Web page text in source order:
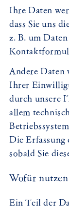
Ihre Daten
dass Sie uns
z. B. um
Andere Daten
Ihrer
durch unsere
allem
Die Erfassung
sobald Sie
Wofür
Ein Teil der